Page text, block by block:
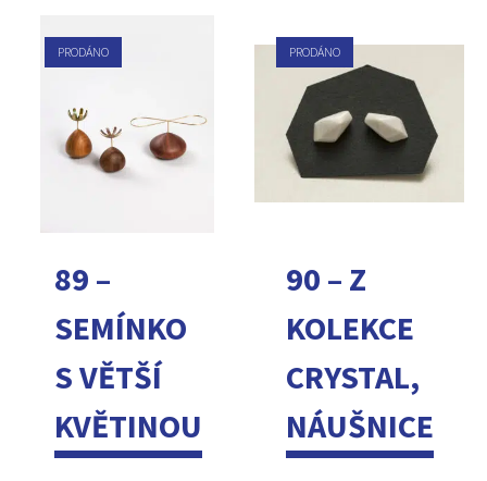
PRODÁNO
89 –
SEMÍNKO
S VĚTŠÍ
KVĚTINOU
PRODÁNO
90 – Z
KOLEKCE
CRYSTAL,
NÁUŠNICE